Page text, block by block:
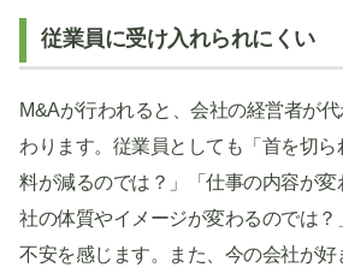
従業員に受け入れられにくい
M&Aが行われると、会社の経営者が
わります。従業員としても「首を切
料が減るのでは？」「仕事の内容が
社の体質やイメージが変わるのでは
不安を感じます。また、今の会社が好